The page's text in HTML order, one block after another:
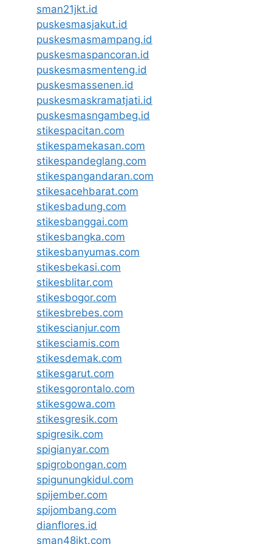
sman21jkt.id
puskesmasjakut.id
puskesmasmampang.id
puskesmaspancoran.id
puskesmasmenteng.id
puskesmassenen.id
puskesmaskramatjati.id
puskesmasngambeg.id
stikespacitan.com
stikespamekasan.com
stikespandeglang.com
stikespangandaran.com
stikesacehbarat.com
stikesbadung.com
stikesbanggai.com
stikesbangka.com
stikesbanyumas.com
stikesbekasi.com
stikesblitar.com
stikesbogor.com
stikesbrebes.com
stikescianjur.com
stikesciamis.com
stikesdemak.com
stikesgarut.com
stikesgorontalo.com
stikesgowa.com
stikesgresik.com
spigresik.com
spigianyar.com
spigrobongan.com
spigunungkidul.com
spijember.com
spijombang.com
dianflores.id
sman48jkt.com